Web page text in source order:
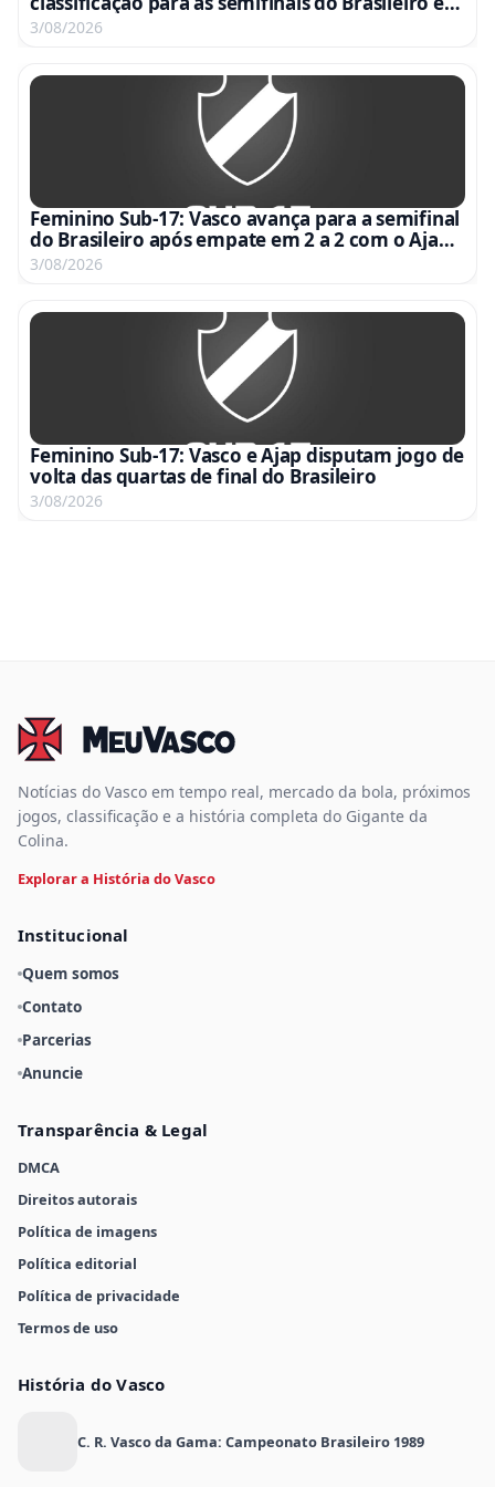
vídeo emocionante
3/08/2026
Feminino Sub-17: Vasco avança para a semifinal
do Brasileiro após empate em 2 a 2 com o Ajap
no Nivaldo Pereira
3/08/2026
Feminino Sub-17: Vasco e Ajap disputam jogo de
volta das quartas de final do Brasileiro
3/08/2026
Notícias do Vasco em tempo real, mercado da bola, próximos
jogos, classificação e a história completa do Gigante da
Colina.
Explorar a História do Vasco
Institucional
Quem somos
Contato
Parcerias
Anuncie
Transparência & Legal
DMCA
Direitos autorais
Política de imagens
Política editorial
Política de privacidade
Termos de uso
História do Vasco
C. R. Vasco da Gama: Campeonato Brasileiro 1989